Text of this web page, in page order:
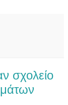
σχολείο